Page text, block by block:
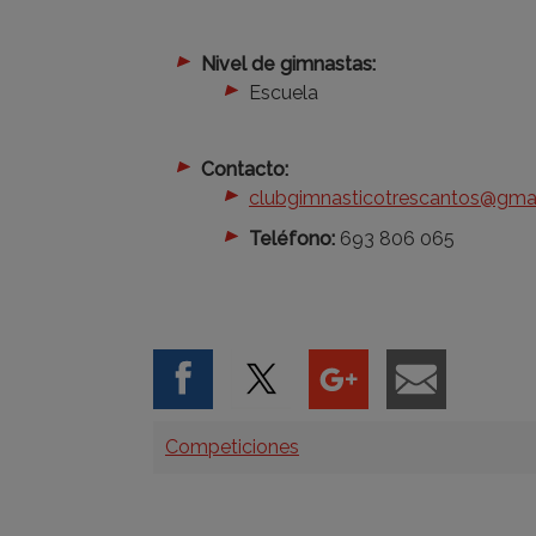
Nivel de gimnastas:
Escuela
Contacto:
Teléfono: 693 806 065
Categorías
Competiciones